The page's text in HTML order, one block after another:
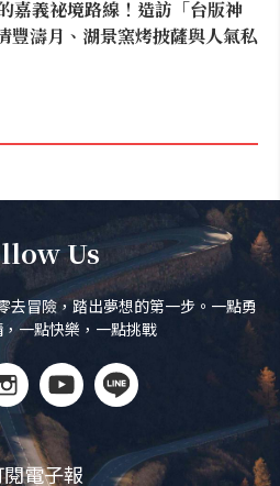
嘉義祕境路線！造訪「台版神
豐濤月、湖景窯烤披薩與人氣私
Us
去冒險，踏出夢想的第一步。一點勇
一點快樂，一點挑戰
電子報